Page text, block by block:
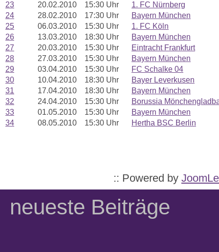
23
20.02.2010 15:30 Uhr
1. FC Nürnberg
24
28.02.2010 17:30 Uhr
Bayern München
25
06.03.2010 15:30 Uhr
1. FC Köln
26
13.03.2010 18:30 Uhr
Bayern München
27
20.03.2010 15:30 Uhr
Eintracht Frankfurt
28
27.03.2010 15:30 Uhr
Bayern München
29
03.04.2010 15:30 Uhr
FC Schalke 04
30
10.04.2010 18:30 Uhr
Bayer Leverkusen
31
17.04.2010 18:30 Uhr
Bayern München
32
24.04.2010 15:30 Uhr
Borussia
33
01.05.2010 15:30 Uhr
Bayern München
34
08.05.2010 15:30 Uhr Hertha BSC Berlin
:: Powered by
neueste Beiträge